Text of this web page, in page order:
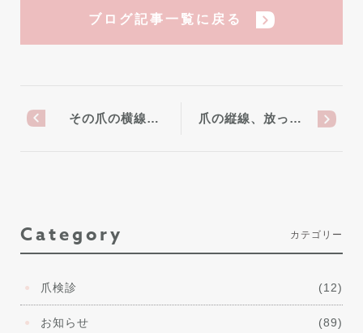
ブログ記事一覧に戻る
その爪の横線… 爪の縦線、放っ…
Category カテゴリー
爪検診 (12)
お知らせ (89)